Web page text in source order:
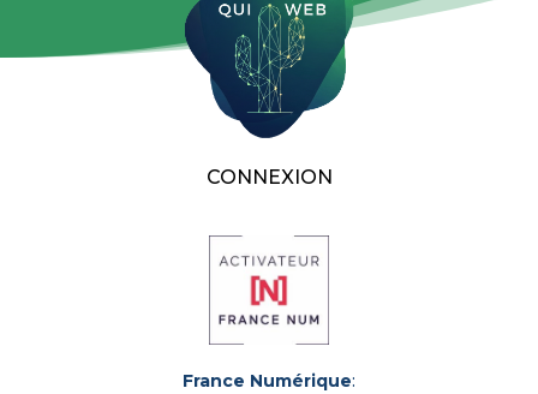
CONNEXION
France Numérique: